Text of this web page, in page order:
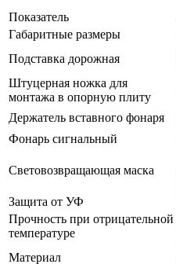
Показатель
Габаритные размеры
Подставка дорожная
Штуцерная ножка для
монтажа в опорную плиту
Держатель вставного фонаря
Фонарь сигнальный
Световозвращающая маска
Защита от УФ
Прочность при отрицательной
температуре
Материал